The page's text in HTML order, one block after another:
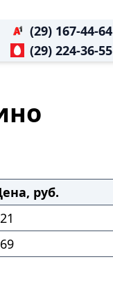
(29) 167-44-64
(29) 224-36-55
руб.